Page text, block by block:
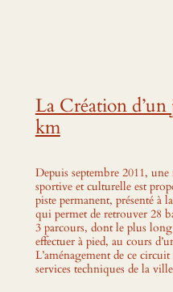
La Création d’un
km
Depuis septembre 2011,
sportive et culturelle est
piste permanent, présenté à
qui permet de retrouver 28
3 parcours, dont le plus long
effectuer à pied, au cours
L’aménagement de ce
services techniques de la